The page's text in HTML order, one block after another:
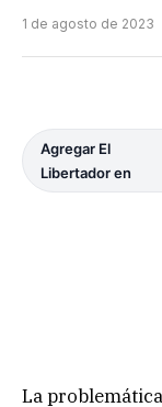
1 de agosto de 2023
Agregar El
Libertador en
La